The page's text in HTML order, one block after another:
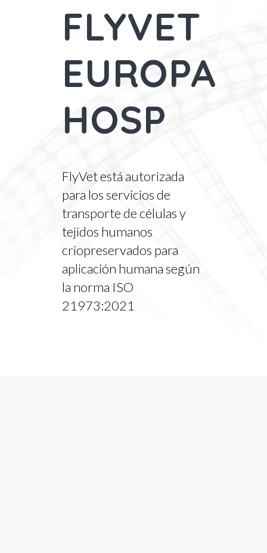
FLYVET
EUROPA
HOSP
FlyVet está autorizada
para los servicios de
transporte de células y
tejidos humanos
criopreservados para
aplicación humana según
la norma ISO
21973:2021